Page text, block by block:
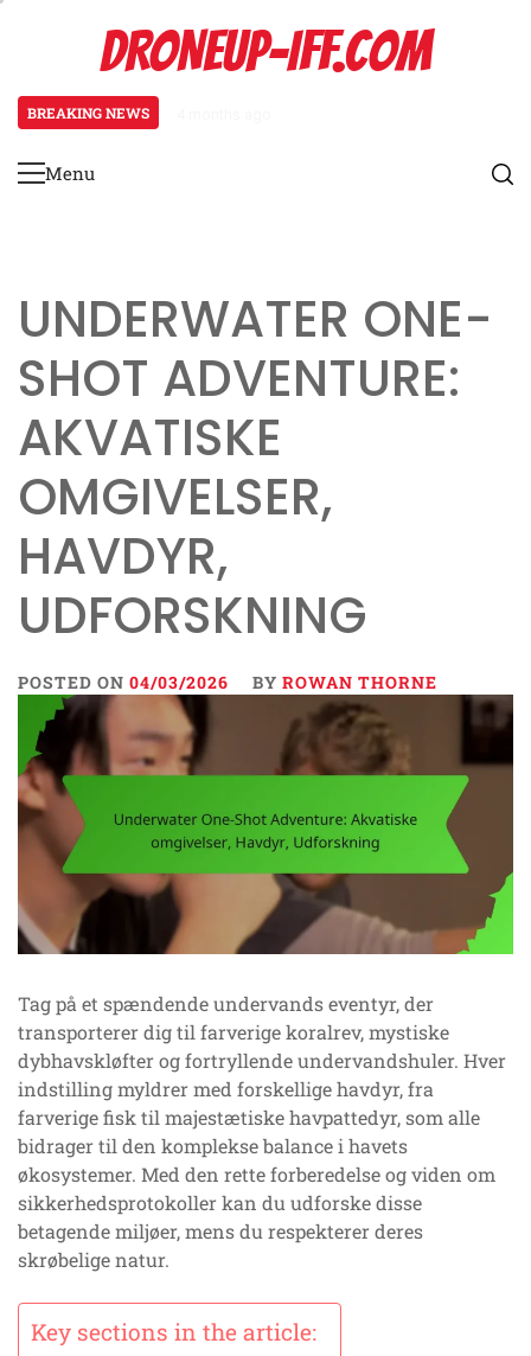
DRONEUP-IFF.COM
BREAKING NEWS
Primary
Menu
UNDERWATER ONE-
SHOT ADVENTURE:
AKVATISKE
OMGIVELSER,
HAVDYR,
UDFORSKNING
POSTED ON 04/03/2026 BY ROWAN THORNE
Tag på et spændende undervands eventyr, der
transporterer dig til farverige koralrev, mystiske
dybhavskløfter og fortryllende undervandshuler. Hver
indstilling myldrer med forskellige havdyr, fra
farverige fisk til majestætiske havpattedyr, som alle
bidrager til den komplekse balance i havets
økosystemer. Med den rette forberedelse og viden om
sikkerhedsprotokoller kan du udforske disse
betagende miljøer, mens du respekterer deres
skrøbelige natur.
Key sections in the article: